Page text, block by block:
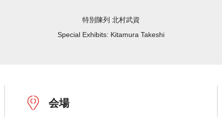
特別陳列 北村武資
Special Exhibits: Kitamura Takeshi
会場